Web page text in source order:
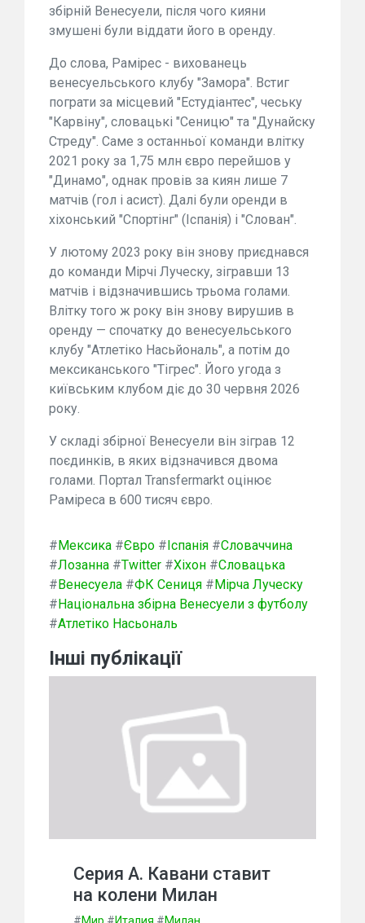
збірній Венесуели, після чого кияни
змушені були віддати його в оренду.
До слова, Рамірес - вихованець
венесуельського клубу "Замора". Встиг
пограти за місцевий "Естудіантес", чеську
"Карвіну", словацькі "Сеницю" та "Дунайску
Стреду". Саме з останньої команди влітку
2021 року за 1,75 млн євро перейшов у
"Динамо", однак провів за киян лише 7
матчів (гол і асист). Далі були оренди в
хіхонський "Спортінг" (Іспанія) і "Слован".
У лютому 2023 року він знову приєднався
до команди Мірчі Луческу, зігравши 13
матчів і відзначившись трьома голами.
Влітку того ж року він знову вирушив в
оренду — спочатку до венесуельського
клубу "Атлетіко Насьйональ", а потім до
мексиканського "Тігрес". Його угода з
київським клубом діє до 30 червня 2026
року.
У складі збірної Венесуели він зіграв 12
поєдинків, в яких відзначився двома
голами. Портал Transfermarkt оцінює
Раміреса в 600 тисяч євро.
#Мексика #Євро #Іспанія #Словаччина
#Лозанна #Twitter #Хіхон #Словацька
#Венесуела #ФК Сениця #Мірча Луческу
#Національна збірна Венесуели з футболу
#Атлетіко Насьональ
Інші публікації
Серия А. Кавани ставит
на колени Милан